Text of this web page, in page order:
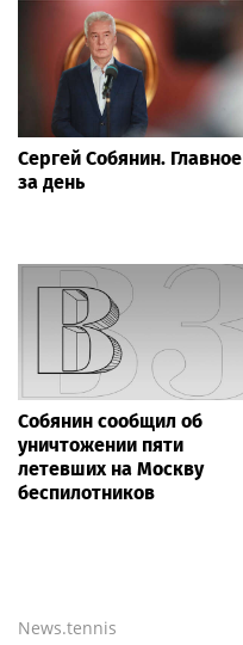
Сергей Собянин. Главное
за день
Собянин сообщил об
уничтожении пяти
летевших на Москву
беспилотников
News.tennis